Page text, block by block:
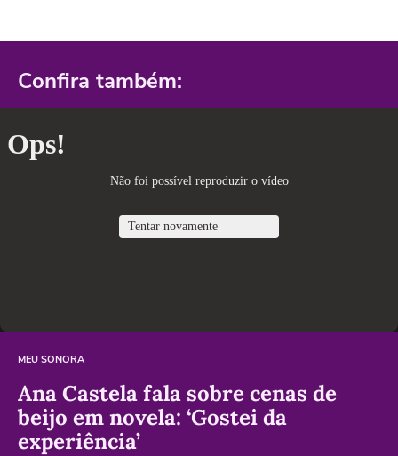
Confira também:
MEU SONORA
Ana Castela fala sobre cenas de
beijo em novela: ‘Gostei da
experiência’